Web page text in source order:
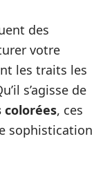
des
votre
les traits les
s’agisse de
colorées, ces
sophistication